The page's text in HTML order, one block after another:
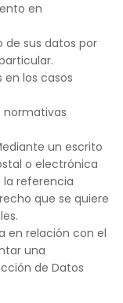
en
de sus datos por
en los casos
normativas
un escrito
o electrónica
la referencia
que se quiere
en relación con el
una
de Datos